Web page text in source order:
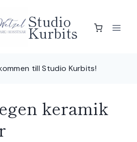
Studio
Kurbits
till Studio Kurbits!
keramik